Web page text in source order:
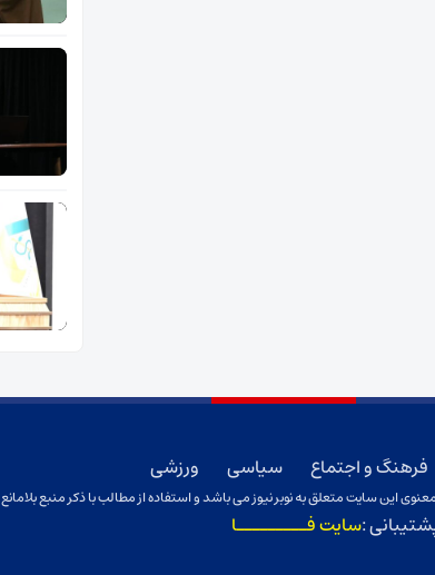
فرهنگ و اجتماع سیاسی ورزشی
این سایت متعلق به نوبر نیوز می باشد و استفاده از مطالب با ذکر منبع
:سایت فـــــــــا